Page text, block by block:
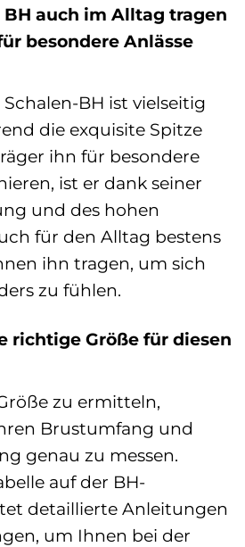
auch im Alltag tragen
besondere Anlässe
Schalen-BH ist vielseitig
die exquisite Spitze
ihn für besondere
ist er dank seiner
und des hohen
für den Alltag bestens
ihn tragen, um sich
zu fühlen.
richtige Größe für diesen
zu ermitteln,
Brustumfang und
genau zu messen.
auf der BH-
detaillierte Anleitungen
um Ihnen bei der